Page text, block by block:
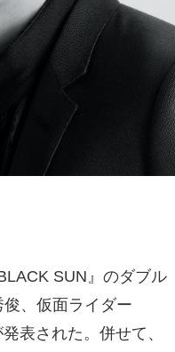
SUN』のダブル
、仮⾯ライダー
表された。併せて、